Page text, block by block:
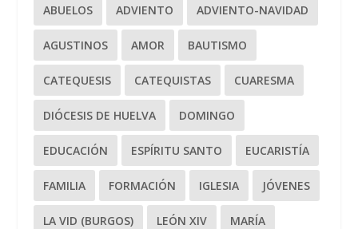
ABUELOS ADVIENTO ADVIENTO-NAVIDAD
AGUSTINOS AMOR BAUTISMO
CATEQUESIS CATEQUISTAS CUARESMA
DIÓCESIS DE HUELVA DOMINGO
EDUCACIÓN ESPÍRITU SANTO EUCARISTÍA
FAMILIA FORMACIÓN IGLESIA JÓVENES
LA VID (BURGOS) LEÓN XIV MARÍA